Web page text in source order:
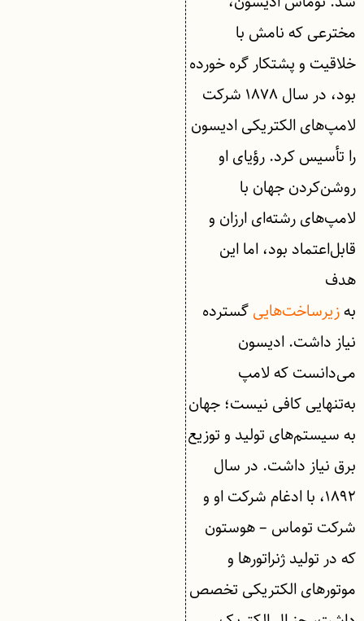
مخترعی که نامش با
خلاقیت و پشتکار گره خورده
بود، در سال ۱۸۷۸ شرکت
لامپ‌های الکتریکی ادیسون
را تأسیس کرد. رؤیای او
روشن‌کردن جهان با
لامپ‌های رشته‌ای ارزان و
قابل‌اعتماد بود، اما این
هدف
بهزیرساخت‌هاییگسترده
نیاز داشت. ادیسون
می‌دانست که لامپ
به‌تنهایی کافی نیست؛ جهان
به سیستم‌های تولید و توزیع
برق نیاز داشت. در سال
۱۸۹۲، با ادغام شرکت او و
شرکت توماس – هوستون
که در تولید ژنراتورها و
موتورهای الکتریکی تخصص